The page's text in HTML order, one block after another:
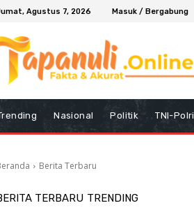
Agustus 7, 2026 Masuk / Bergabung
Nasional Politik TNI-Polri
Berita Terbaru
TERBARU TRENDING